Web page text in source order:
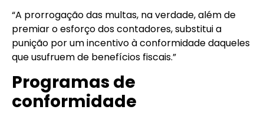
“A prorrogação das multas, na verdade, além de
premiar o esforço dos contadores, substitui a
punição por um incentivo à conformidade daqueles
que usufruem de benefícios fiscais.”
Programas de
conformidade